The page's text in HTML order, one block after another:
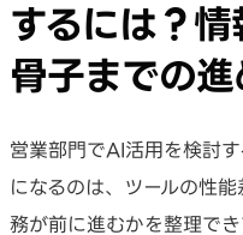
するには？
骨子までの
営業部門でAI活用を検討
になるのは、ツールの性
務が前に進むかを整理で